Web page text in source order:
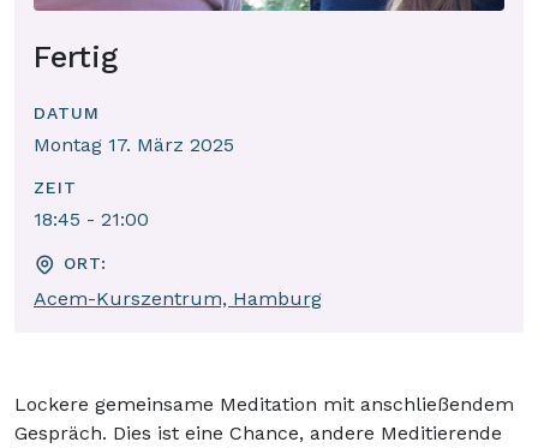
Fertig
DATUM
Montag 17. März 2025
ZEIT
18:45 - 21:00
ORT:
Acem-Kurszentrum, Hamburg
Lockere gemeinsame Meditation mit anschließendem
Gespräch. Dies ist eine Chance, andere Meditierende